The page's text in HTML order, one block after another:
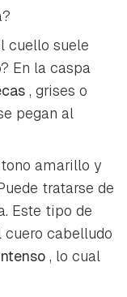
cuello suele
En la caspa
, grises o
pegan al
amarillo y
tratarse de
Este tipo de
cuero cabelludo
, lo cual